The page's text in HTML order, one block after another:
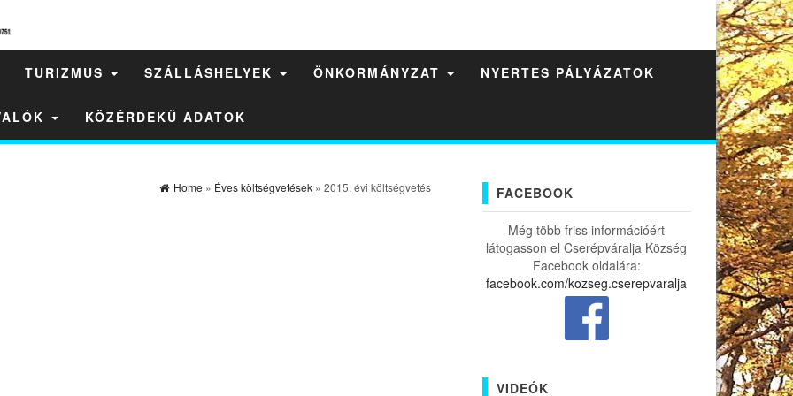
TURIZMUS SZÁLLÁSHELYEK ÖNKORMÁNYZAT NYERTES PÁLYÁZATOK
KÖZÉRDEKŰ ADATOK
Home » Éves költségvetések» 2015. évi költségvetés FACEBOOK
Még több friss információért
látogasson el Cserépváralja Község
Facebook oldalára:
facebook.com/kozseg.cserepvaralja
VIDEÓK